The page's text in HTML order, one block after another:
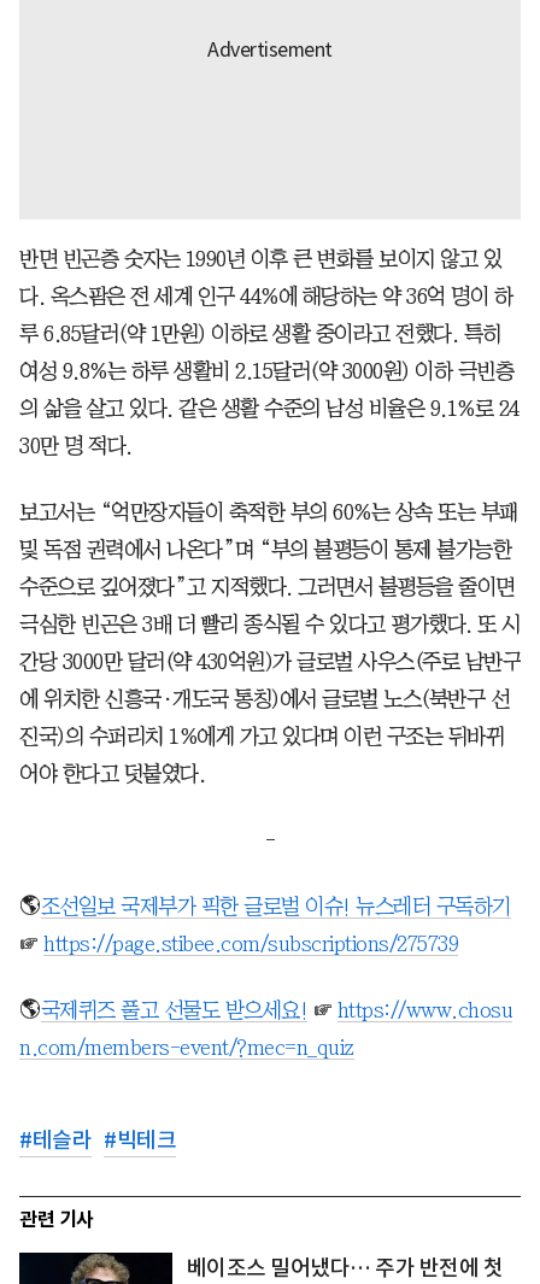
반면 빈곤층 숫자는 1990년 이후 큰 변화를 보이지 않고 있
다. 옥스팜은 전 세계 인구 44%에 해당하는 약 36억 명이 하
루 6.85달러(약 1만원) 이하로 생활 중이라고 전했다. 특히
여성 9.8%는 하루 생활비 2.15달러(약 3000원) 이하 극빈층
의 삶을 살고 있다. 같은 생활 수준의 남성 비율은 9.1%로 24
30만 명 적다.
보고서는 “억만장자들이 축적한 부의 60%는 상속 또는 부패
및 독점 권력에서 나온다”며 “부의 불평등이 통제 불가능한
수준으로 깊어졌다”고 지적했다. 그러면서 불평등을 줄이면
극심한 빈곤은 3배 더 빨리 종식될 수 있다고 평가했다. 또 시
간당 3000만 달러(약 430억원)가 글로벌 사우스(주로 남반구
에 위치한 신흥국·개도국 통칭)에서 글로벌 노스(북반구 선
진국)의 수퍼리치 1%에게 가고 있다며 이런 구조는 뒤바뀌
어야 한다고 덧붙였다.
-
🌎조선일보 국제부가 픽한 글로벌 이슈! 뉴스레터 구독하기
☞ https://page.stibee.com/subscriptions/275739
🌎국제퀴즈 풀고 선물도 받으세요! ☞ https://www.chosu
n.com/members-event/?mec=n_quiz
#테슬라 #빅테크
관련 기사
베이조스 밀어냈다… 주가 반전에 첫